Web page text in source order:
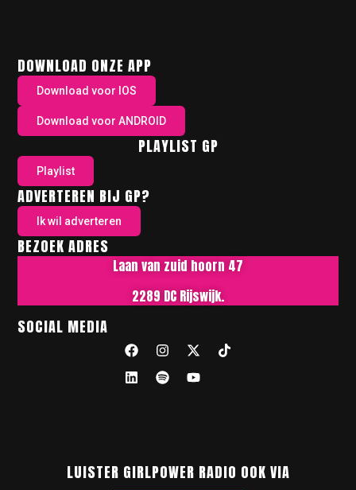
DOWNLOAD ONZE APP
Download voor IOS
Download voor ANDROID
PLAYLIST GP
Playlist
ADVERTEREN BIJ GP?
Ik wil adverteren
BEZOEK ADRES
Laan van zuid hoorn 47
2289 DC Rijswijk.
SOCIAL MEDIA
LUISTER GIRLPOWER RADIO OOK VIA